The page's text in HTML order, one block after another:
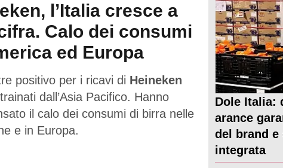
l’Italia cresce a
Calo dei consumi
ed Europa
positivo per i ricavi di Heineken
trainati dall’Asia Pacifico. Hanno
il calo dei consumi di birra nelle
e in Europa.
Dole Italia:
arance
del brand
integrata